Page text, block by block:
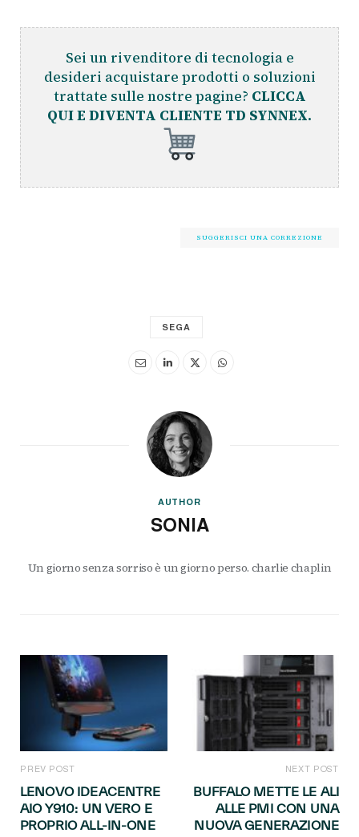
Sei un rivenditore di tecnologia e
desideri acquistare prodotti o soluzioni
trattate sulle nostre pagine? CLICCA
QUI E DIVENTA CLIENTE TD SYNNEX.
SUGGERISCI UNA CORREZIONE
SEGA
AUTHOR
SONIA
Un giorno senza sorriso è un giorno perso. charlie chaplin
PREV POST
LENOVO IDEACENTRE
AIO Y910: UN VERO E
PROPRIO ALL-IN-ONE
NEXT POST
BUFFALO METTE LE ALI
ALLE PMI CON UNA
NUOVA GENERAZIONE